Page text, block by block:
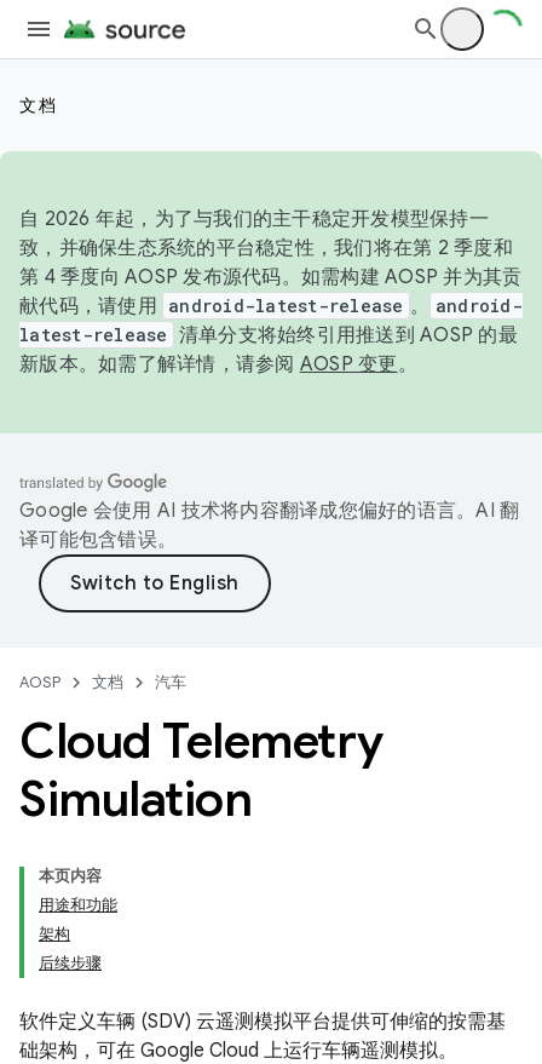
文档
自 2026 年起，为了与我们的主干稳定开发模型保持一
致，并确保生态系统的平台稳定性，我们将在第 2 季度和
第 4 季度向 AOSP 发布源代码。如需构建 AOSP 并为其贡
献代码，请使用 android-latest-release 。
android-
latest-release 清单分支将始终引用推送到 AOSP 的最
新版本。如需了解详情，请参阅 AOSP 变更。
Google 会使用 AI 技术将内容翻译成您偏好的语言。AI 翻
译可能包含错误。
AOSP 文档 汽车
Cloud Telemetry
Simulation
本页内容
用途和功能
架构
后续步骤
软件定义车辆 (SDV) 云遥测模拟平台提供可伸缩的按需基
础架构，可在 Google Cloud 上运行车辆遥测模拟。